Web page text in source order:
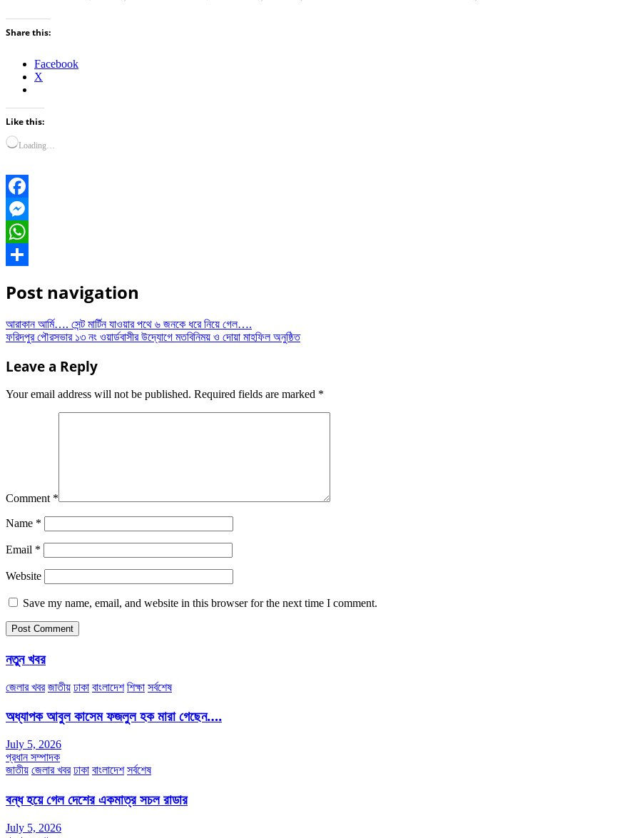
Share this:
Facebook
X
Like this:
Loading…
Facebook
Messenger
WhatsApp
Post navigation
আরাকান আর্মি…. সেন্ট মার্টিন যাওয়ার পথে ৬ জনকে ধরে নিয়ে গেল….
ফরিদপুর পৌরসভার ১৩ নং ওয়ার্ডবাসীর উদ্যোগে মতবিনিময় ‌ও দোয়া মাহফিল অনুষ্ঠিত
Leave a Reply
Your email address will not be published. Required fields are marked *
Comment *
Name *
Email *
Website
Save my name, email, and website in this browser for the next time I comment.
নতুন খবর
জেলার খবর জাতীয় ঢাকা বাংলাদেশ শিক্ষা সর্বশেষ
অধ্যাপক আবুল কাসেম ফজলুল হক মারা গেছেন….
July 5, 2026
প্রধান সম্পাদক
জাতীয় জেলার খবর ঢাকা বাংলাদেশ সর্বশেষ
বন্ধ হয়ে গেল দেশের একমাত্র সচল রাডার
July 5, 2026